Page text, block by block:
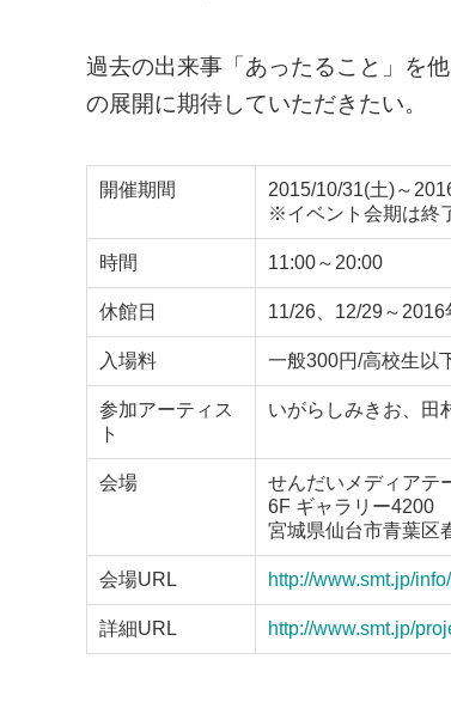
過去の出来事「あったること」を
の展開に期待していただきたい。
開催期間
2015/10/31(土)～
※イベント会期は終
時間 11:00～20:00
休館日 11/26、12/29～2016
入場料 一般300円/高校生
参加アーティス
ト
いがらしみきお、田
会場
せんだいメディアテ
6F ギャラリー4200
宮城県仙台市青葉区
会場URL http://www.smt.jp/
詳細URL http://www.smt.jp/